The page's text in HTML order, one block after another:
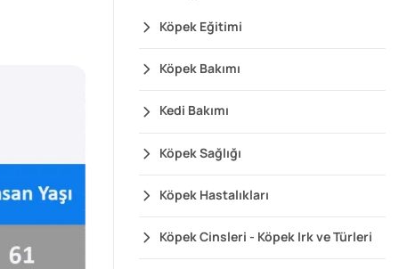
Köpek Eğitimi
Köpek Bakımı
Kedi Bakımı
Köpek Sağlığı
Köpek Hastalıkları
Köpek Cinsleri - Köpek Irk ve Türleri